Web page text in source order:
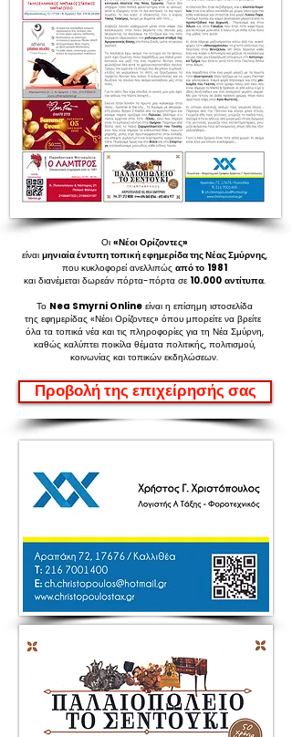
Οι «Νέοι Ορίζοντες»
είναι μηνιαία έντυπη τοπική εφημερίδα της Νέας Σμύρνης,
που κυκλοφορεί ανελλιπώς από το 1981
και διανέμεται δωρεάν πόρτα-πόρτα σε 10.000 αντίτυπα.
Το Nea Smyrni Onlineείναι η επίσημη ιστοσελίδα
της εφημερίδας «Νέοι Ορίζοντες» όπου μπορείτε να βρείτε
όλα τα τοπικά νέα και τις πληροφορίες για τη Νέα Σμύρνη,
καθώς καλύπτει ποικίλα θέματα πολιτικής, πολιτισμού,
κοινωνίας και τοπικών εκδηλώσεων.
Προβολή της επιχείρησής σας